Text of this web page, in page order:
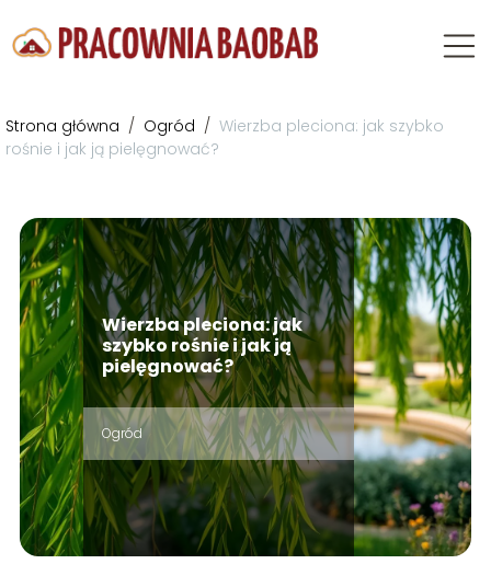
Strona główna / Ogród / Wierzba pleciona: jak szybko
rośnie i jak ją pielęgnować?
Wierzba pleciona: jak
szybko rośnie i jak ją
pielęgnować?
Ogród